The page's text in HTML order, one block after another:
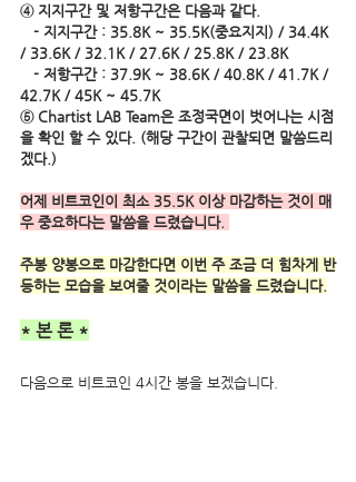
④ 지지구간 및 저항구간은 다음과 같다.
/ 33.6K / 32.1K / 27.6K / 25.8K / 23.8K
42.7K / 45K ~ 45.7K
⑤ Chartist LAB Team은 조정국면이 벗어나는 시점
을 확인 할 수 있다. (해당 구간이 관찰되면 말씀드리
겠다.)
어제 비트코인이 최소 35.5K 이상 마감하는 것이 매
우 중요하다는 말씀을 드렸습니다.
주봉 양봉으로 마감한다면 이번 주 조금 더 힘차게 반
등하는 모습을 보여줄 것이라는 말씀을 드렸습니다.
* 본 론 *
다음으로 비트코인 4시간 봉을 보겠습니다.